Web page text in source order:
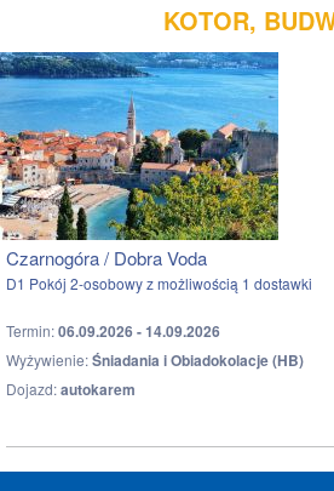
KOTOR,
Czarnogóra / Dobra Voda
D1 Pokój 2-osobowy z możliwością 1 dostawki
Termin:06.09.2026 - 14.09.2026
Wyżywienie:Śniadania i Obiadokolacje (HB)
Dojazd:autokarem